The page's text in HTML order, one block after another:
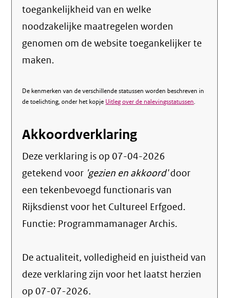
toegankelijkheid van en welke
noodzakelijke maatregelen worden
genomen om de website toegankelijker te
maken.
De kenmerken van de verschillende statussen worden beschreven in
de toelichting, onder het kopje Uitleg over de nalevingsstatussen.
Akkoordverklaring
Deze verklaring is op 07-04-2026
getekend voor 'gezien en akkoord'door
een tekenbevoegd functionaris van
Rijksdienst voor het Cultureel Erfgoed.
Functie: Programmamanager Archis.
De actualiteit, volledigheid en juistheid van
deze verklaring zijn voor het laatst herzien
op 07-07-2026.